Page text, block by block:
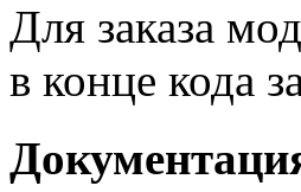
Для заказа
в конце кода